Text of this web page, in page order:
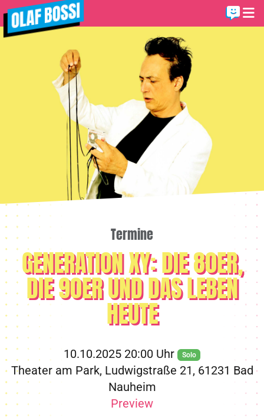
Termine
GENERATION XY: DIE 80ER,
DIE 90ER UND DAS LEBEN
HEUTE
10.10.2025 20:00 Uhr Solo
Theater am Park, Ludwigstraße 21, 61231 Bad
Nauheim
Preview